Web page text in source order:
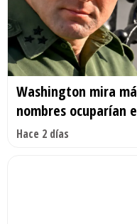
Washington mira
nombres ocuparían
Hace 2 días